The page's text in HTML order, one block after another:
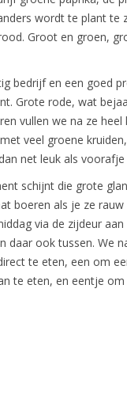
wordt te plant te
Groot en groen,
bedrijf en een goed
Grote rode, wat
vullen we na ze
veel groene
net leuk als
schijnt die grote
boeren als je ze
via de zijdeur
daar ook tussen. We
te eten, een om
te eten, en eentje